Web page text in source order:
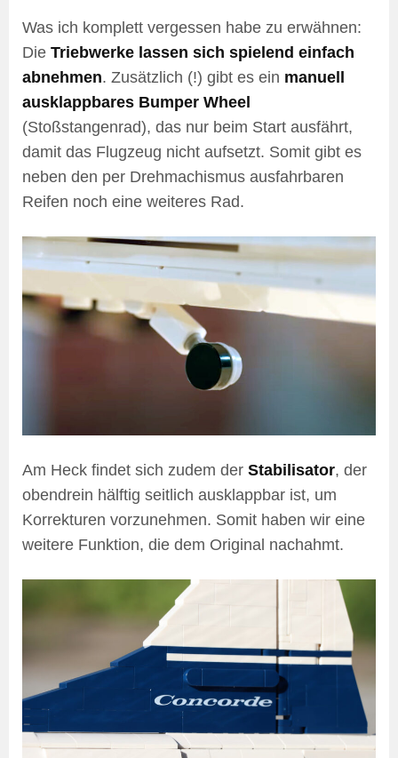
Was ich komplett vergessen habe zu erwähnen:
Die Triebwerke lassen sich spielend einfach
abnehmen. Zusätzlich (!) gibt es ein manuell
ausklappbares Bumper Wheel
(Stoßstangenrad), das nur beim Start ausfährt,
damit das Flugzeug nicht aufsetzt. Somit gibt es
neben den per Drehmachismus ausfahrbaren
Reifen noch eine weiteres Rad.
Am Heck findet sich zudem der Stabilisator, der
obendrein hälftig seitlich ausklappbar ist, um
Korrekturen vorzunehmen. Somit haben wir eine
weitere Funktion, die dem Original nachahmt.